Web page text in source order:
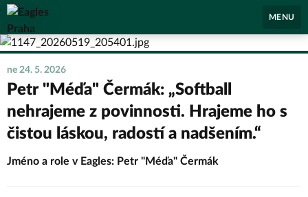
Eagles Praha
MENU
ne 24. 5. 2026
Petr "Méďa" Čermák: „Softball
nehrajeme z povinnosti. Hrajeme ho s
čistou láskou, radostí a nadšením.“
Jméno a role v Eagles: Petr "Méďa" Čermák